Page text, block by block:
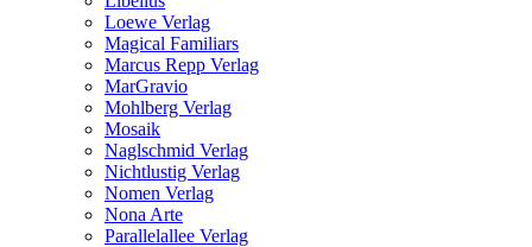
Loewe Verlag
Magical Familiars
Marcus Repp Verlag
MarGravio
Mohlberg Verlag
Mosaik
Naglschmid Verlag
Nichtlustig Verlag
Nomen Verlag
Nona Arte
Parallelallee Verlag